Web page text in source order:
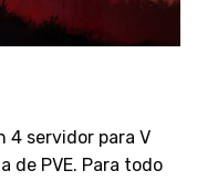
4 servidor para V
de PVE. Para todo